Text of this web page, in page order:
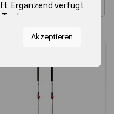
Ergänzend verfügt
Tools von
zur Nutzung
Klicken auf
stimmen Sie
Akzeptieren